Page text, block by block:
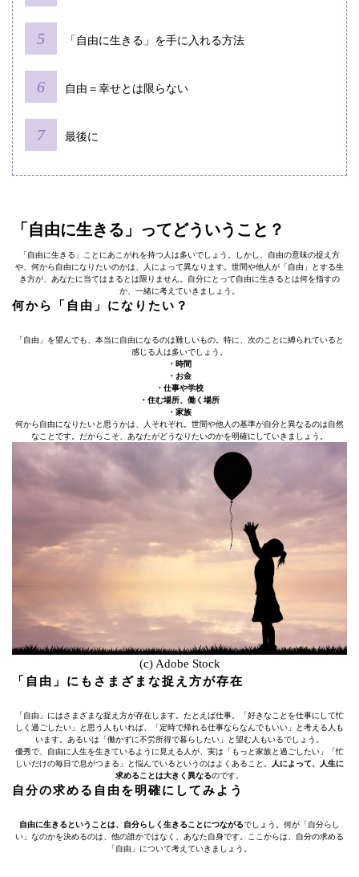
「自由に生きる」を手に入れる方法
自由＝幸せとは限らない
最後に
「自由に生きる」ってどういうこと？
「自由に生きる」ことにあこがれを持つ人は多いでしょう。しかし、自由の意味の捉え方
や、何から自由になりたいのかは、人によって異なります。世間や他人が「自由」とする生
き方が、あなたに当てはまるとは限りません。自分にとって自由に生きるとは何を指すの
か、一緒に考えていきましょう。
何から「自由」になりたい？
「自由」を望んでも、本当に自由になるのは難しいもの。特に、次のことに縛られていると
感じる人は多いでしょう。
・時間
・お金
・仕事や学校
・住む場所、働く場所
・家族
何から自由になりたいと思うかは、人それぞれ。世間や他人の基準が自分と異なるのは自然
なことです。だからこそ、あなたがどうなりたいのかを明確にしていきましょう。
(c) Adobe Stock
「自由」にもさまざまな捉え方が存在
「自由」にはさまざまな捉え方が存在します。たとえば仕事。「好きなことを仕事にして忙
しく過ごしたい」と思う人もいれば、「定時で帰れる仕事ならなんでもいい」と考える人も
います。あるいは「働かずに不労所得で暮らしたい」と望む人もいるでしょう。
優秀で、自由に人生を生きているように見える人が、実は「もっと家族と過ごしたい」「忙
しいだけの毎日で息がつまる」と悩んでいるというのはよくあること。
人によって、人生に
求めることは大きく異なるのです。
自分の求める自由を明確にしてみよう
自由に生きるということは、自分らしく生きることにつながるでしょう。何が「自分らし
い」なのかを決めるのは、他の誰かではなく、あなた自身です。ここからは、自分の求める
「自由」について考えていきましょう。